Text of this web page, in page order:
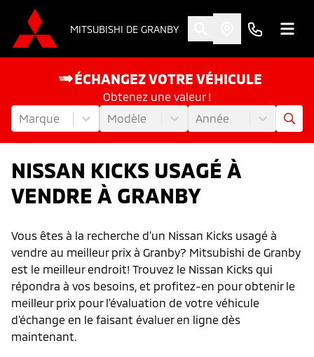
MITSUBISHI DE GRANBY
ÉCHANGEZ VOTRE VÉHICULE
Obtenez une valeur !
Marque
Modèle Année
NISSAN KICKS USAGÉ À
VENDRE À GRANBY
Vous êtes à la recherche d’un Nissan Kicks usagé à
vendre au meilleur prix à Granby? Mitsubishi de Granby
est le meilleur endroit! Trouvez le Nissan Kicks qui
répondra à vos besoins, et profitez-en pour obtenir le
meilleur prix pour l'évaluation de votre véhicule
d’échange en le faisant évaluer en ligne dès
maintenant.